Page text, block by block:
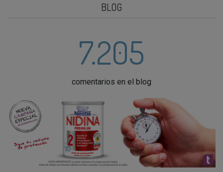
BLOG
7.205
comentarios en el blog